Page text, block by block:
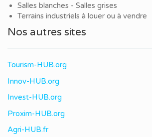
Salles blanches - Salles grises
Terrains industriels à louer ou à vendre
Nos autres sites
Tourism-HUB.org
Innov-HUB.org
Invest-HUB.org
Proxim-HUB.org
Agri-HUB.fr